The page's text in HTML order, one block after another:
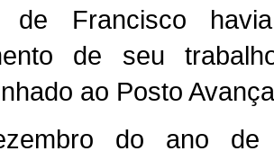
de Francisco
de seu
ao Posto
do ano